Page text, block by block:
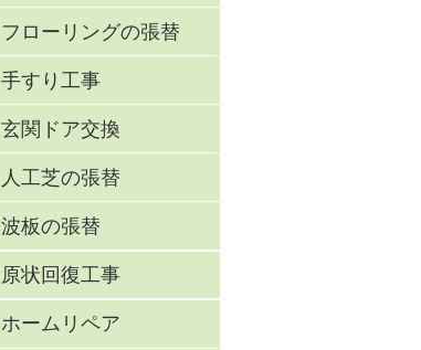
フローリングの張替
手すり工事
玄関ドア交換
人工芝の張替
波板の張替
原状回復工事
ホームリペア